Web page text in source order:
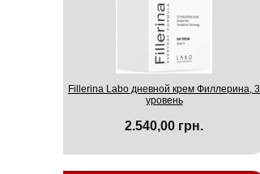
Fillerina Labo дневной крем Филлерина, 3
уровень
2.540,00 грн.